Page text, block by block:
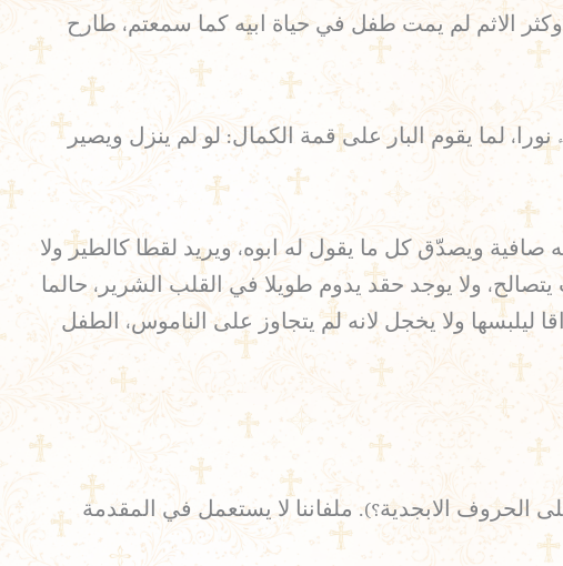
الاثم لم يمت طفل في حياة ابيه كما سمعتم، طارح
لما يقوم البار على قمة الكمال: لو لم ينزل ويصير
ويصدّق كل ما يقول له ابوه، ويريد لقطا كالطير ولا
ولا يوجد حقد يدوم طويلا في القلب الشرير، حالما
ليلبسها ولا يخجل لانه لم يتجاوز على الناموس، الطفل
الحروف الابجدية؟). ملفاننا لا يستعمل في المقدمة